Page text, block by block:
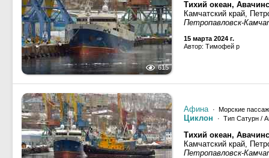
615
Тихий океан,
Камчатский край,
Петропавловск-
15 марта 2024 г.
Автор: Тимофей р
Афина · Морские
Циклон · Тип Сатурн /
Тихий океан,
Камчатский край,
Петропавловск-